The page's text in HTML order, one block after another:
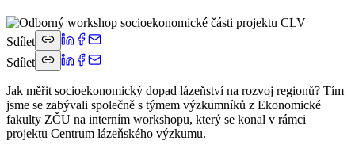
Sdílet
Sdílet
Jak měřit socioekonomický dopad lázeňství na rozvoj regionů? Tím
jsme se zabývali společně s týmem výzkumníků z Ekonomické
fakulty ZČU na interním workshopu, který se konal v rámci
projektu Centrum lázeňského výzkumu.